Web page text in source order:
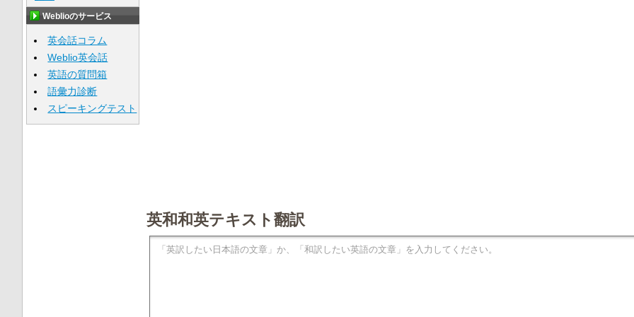
英和和英テキスト翻訳
Weblioのサービス
英会話コラム
Weblio英会話
英語の質問箱
語彙力診断
スピーキングテスト